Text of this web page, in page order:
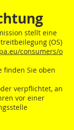
stellt eine
(OS)
consumers/o
finden Sie oben
verpflichtet, an
vor einer